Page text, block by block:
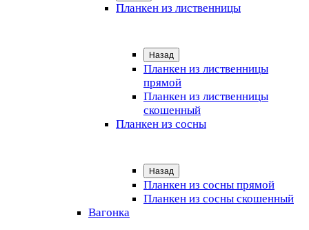
Планкен из лиственницы
Назад
Планкен из лиственницы
прямой
Планкен из лиственницы
скошенный
Планкен из сосны
Назад
Планкен из сосны прямой
Планкен из сосны скошенный
Вагонка